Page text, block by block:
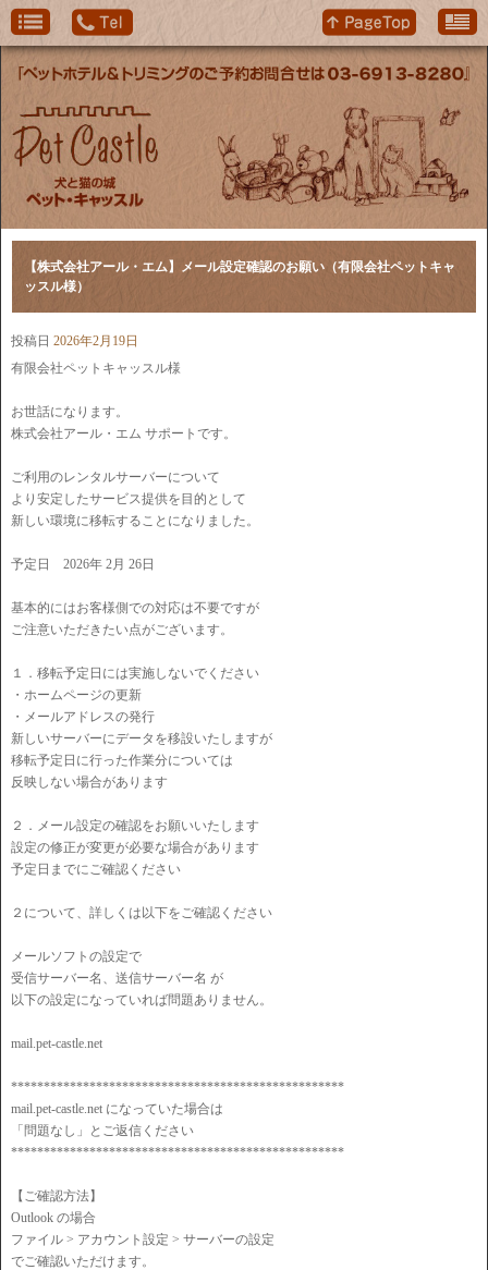
【株式会社アール・エム】メール設定確認のお願い（有限会社ペットキャ
ッスル様）
投稿日 2026年2月19日
有限会社ペットキャッスル様
お世話になります。
株式会社アール・エム サポートです。
ご利用のレンタルサーバーについて
より安定したサービス提供を目的として
新しい環境に移転することになりました。
予定日 2026年 2月 26日
基本的にはお客様側での対応は不要ですが
ご注意いただきたい点がございます。
１．移転予定日には実施しないでください
・ホームページの更新
・メールアドレスの発行
新しいサーバーにデータを移設いたしますが
移転予定日に行った作業分については
反映しない場合があります
２．メール設定の確認をお願いいたします
設定の修正が変更が必要な場合があります
予定日までにご確認ください
２について、詳しくは以下をご確認ください
メールソフトの設定で
受信サーバー名、送信サーバー名 が
以下の設定になっていれば問題ありません。
mail.pet-castle.net
***************************************************
mail.pet-castle.net になっていた場合は
「問題なし」とご返信ください
***************************************************
【ご確認方法】
Outlook の場合
ファイル > アカウント設定 > サーバーの設定
でご確認いただけます。